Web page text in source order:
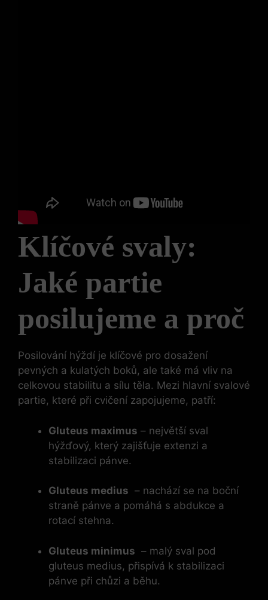
Klíčové ⁢svaly:
Jaké partie
posilujeme a proč
Posilování hýždí je klíčové pro dosažení
pevných‌ a​ kulatých boků, ale také má vliv na
celkovou stabilitu a sílu těla. Mezi hlavní svalové
partie,‌ které při cvičení zapojujeme, patří:
Gluteus maximus – největší sval
hýžďový, který zajišťuje extenzi a
stabilizaci pánve.
Gluteus‌ medius ​ – nachází se na boční
straně pánve a pomáhá s abdukce a
rotací stehna.
Gluteus ‌minimus ⁢ – malý sval pod
gluteus ​medius, přispívá k stabilizaci
pánve při‌ chůzi a běhu.